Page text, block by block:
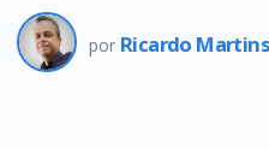
por Ricardo Martins